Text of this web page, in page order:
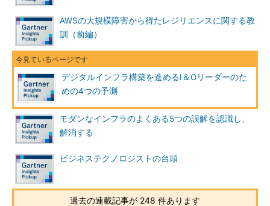
AWSの大規模障害から得たレジリエンスに関する教
訓（前編）
デジタルインフラ構築を進めるI＆Oリーダーのた
めの4つの予測
モダンなインフラのよくある5つの誤解を認識し、
解消する
ビジネステクノロジストの台頭
過去の連載記事が 248 件あります